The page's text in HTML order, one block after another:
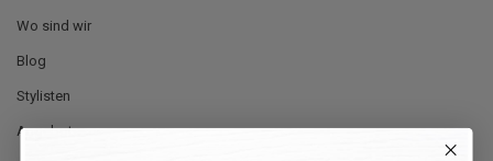
Wo sind wir
Blog
Stylisten
Angebote